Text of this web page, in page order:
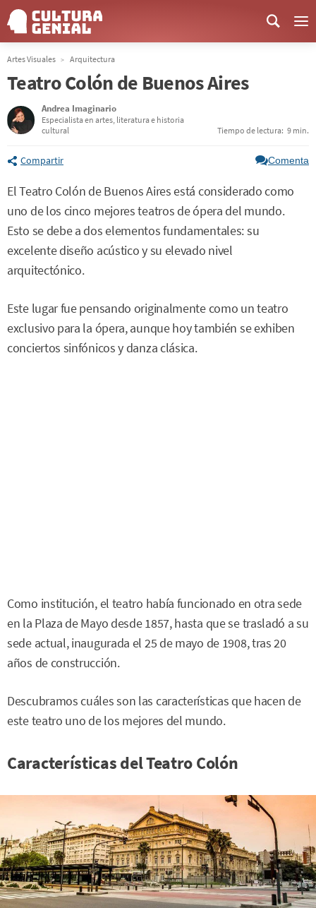
Artes Visuales Arquitectura
Teatro Colón de Buenos Aires
Andrea Imaginario
Especialista en artes, literatura e historia
cultural
Tiempo de lectura: 9 min.
Compartir Comenta
El Teatro Colón de Buenos Aires está considerado como
uno de los cinco mejores teatros de ópera del mundo.
Esto se debe a dos elementos fundamentales: su
excelente diseño acústico y su elevado nivel
arquitectónico.
Este lugar fue pensando originalmente como un teatro
exclusivo para la ópera, aunque hoy también se exhiben
conciertos sinfónicos y danza clásica.
Como institución, el teatro había funcionado en otra sede
en la Plaza de Mayo desde 1857, hasta que se trasladó a su
sede actual, inaugurada el 25 de mayo de 1908, tras 20
años de construcción.
Descubramos cuáles son las características que hacen de
este teatro uno de los mejores del mundo.
Características del Teatro Colón